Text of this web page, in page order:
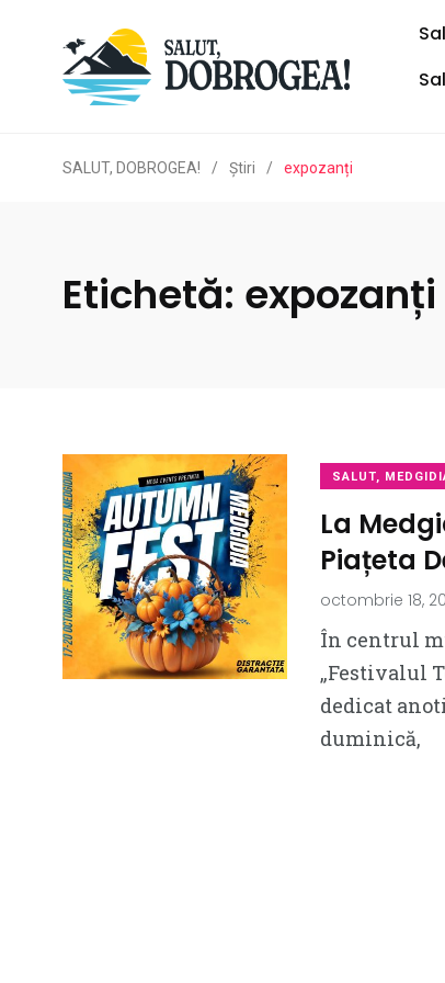
SALUT, DOBROGEA! / Ştiri / expozanți
Etichetă: expozanți
SALUT,
La
Piațeta
octombrie 18,
În centrul
„Festivalul
dedicat
duminică,